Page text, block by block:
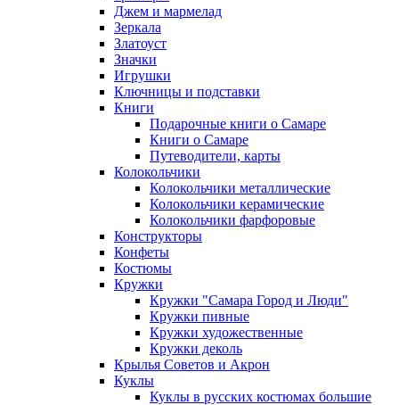
Джем и мармелад
Зеркала
Златоуст
Значки
Игрушки
Ключницы и подставки
Книги
Подарочные книги о Самаре
Книги о Самаре
Путеводители, карты
Колокольчики
Колокольчики металлические
Колокольчики керамические
Колокольчики фарфоровые
Конструкторы
Конфеты
Костюмы
Кружки
Кружки "Самара Город и Люди"
Кружки пивные
Кружки художественные
Кружки деколь
Крылья Советов и Акрон
Куклы
Куклы в русских костюмах большие